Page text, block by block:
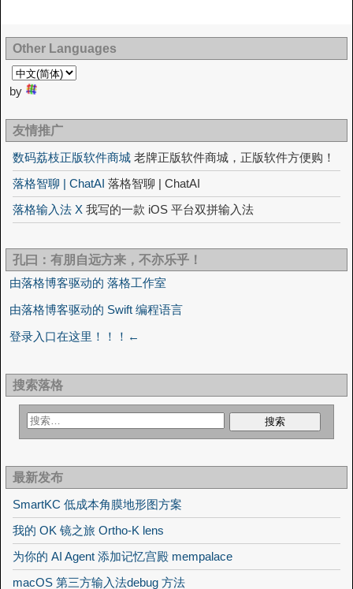
Other Languages
by
友情推广
数码荔枝正版软件商城 老牌正版软件商城，正版软件方便购！
落格智聊 | ChatAI 落格智聊 | ChatAI
落格输入法 X 我写的一款 iOS 平台双拼输入法
孔曰：有朋自远方来，不亦乐乎！
由落格博客驱动的 落格工作室
由落格博客驱动的 Swift 编程语言
登录入口在这里！！！←
搜索落格
最新发布
SmartKC 低成本角膜地形图方案
我的 OK 镜之旅 Ortho-K lens
为你的 AI Agent 添加记忆宫殿 mempalace
macOS 第三方输入法debug 方法